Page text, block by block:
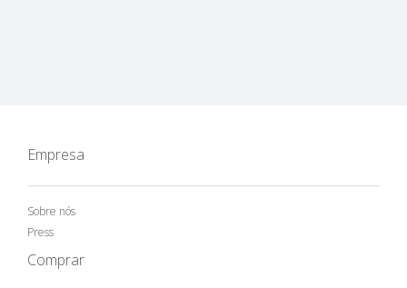
Empresa
Sobre nós
Press
Comprar